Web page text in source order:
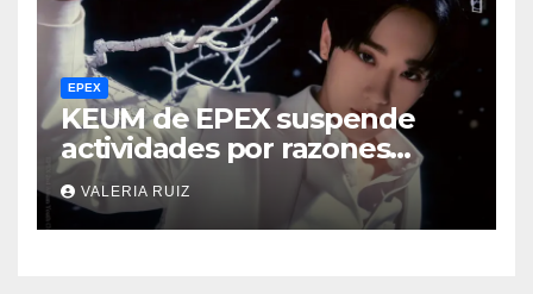
EPEX
KEUM de EPEX suspende
actividades por razones
personales
VALERIA RUIZ